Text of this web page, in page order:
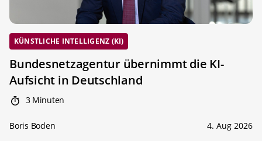
KÜNSTLICHE INTELLIGENZ (KI)
Bundesnetzagentur übernimmt die KI-
Aufsicht in Deutschland
3 Minuten
Boris Boden 4. Aug 2026